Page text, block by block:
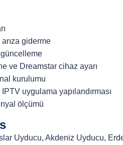
giderme
ve Dreamstar cihaz ayarı
kurulumu
uygulama yapılandırması
ölçümü
Uyducu, Akdeniz Uyducu,